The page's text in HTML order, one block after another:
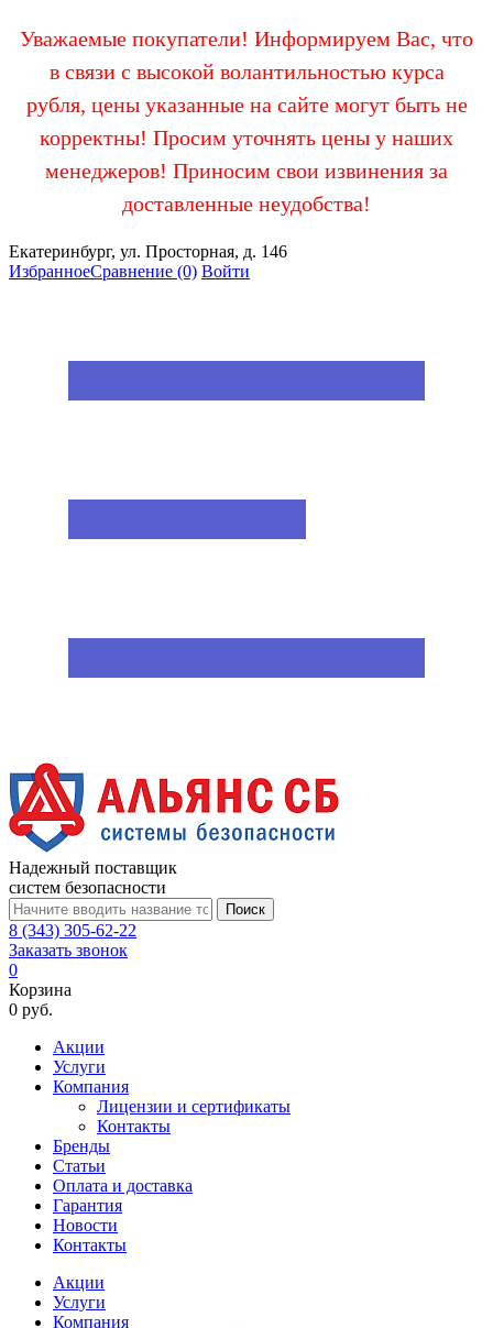
Уважаемые покупатели! Информируем Вас, что
в связи с высокой волантильностью курса
рубля, цены указанные на сайте могут быть не
корректны! Просим уточнять цены у наших
менеджеров! Приносим свои извинения за
доставленные неудобства!
Екатеринбург, ул. Просторная, д. 146
ИзбранноеСравнение (0) Войти
Надежный поставщик
систем безопасности
Поиск
8 (343) 305-62-22
Заказать звонок
0
Корзина
0 руб.
Акции
Услуги
Компания
Лицензии и сертификаты
Контакты
Бренды
Статьи
Оплата и доставка
Гарантия
Новости
Контакты
Акции
Услуги
Компания